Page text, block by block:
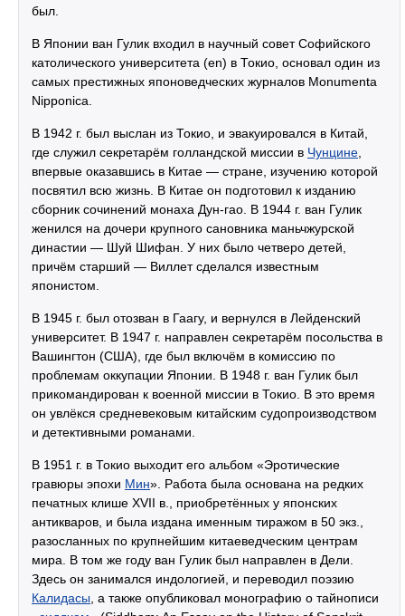
был.
В Японии ван Гулик входил в научный совет Софийского
католического университета (en) в Токио, основал один из
самых престижных японоведческих журналов Monumenta
Nipponica.
В 1942 г. был выслан из Токио, и эвакуировался в Китай,
где служил секретарём голландской миссии в Чунцине
впервые оказавшись в Китае — стране, изучению которой
посвятил всю жизнь. В Китае он подготовил к изданию
сборник сочинений монаха Дун-гао. В 1944 г. ван Гулик
женился на дочери крупного сановника маньчжурской
династии — Шуй Шифан. У них было четверо детей,
причём старший — Виллет сделался известным
японистом.
В 1945 г. был отозван в Гаагу, и вернулся в Лейденский
университет. В 1947 г. направлен секретарём посольства в
Вашингтон (США), где был включём в комиссию по
проблемам оккупации Японии. В 1948 г. ван Гулик был
прикомандирован к военной миссии в Токио. В это время
он увлёкся средневековым китайским судопроизводством
и детективными романами.
В 1951 г. в Токио выходит его альбом «Эротические
гравюры эпохи Мин». Работа была основана на редких
печатных клише XVII в., приобретённых у японских
антикваров, и была издана именным тиражом в 50 экз.,
разосланных по крупнейшим китаеведческим центрам
мира. В том же году ван Гулик был направлен в Дели.
Здесь он занимался индологией, и переводил поэзию
Калидасы , а также опубликовал монографию о тайнописи